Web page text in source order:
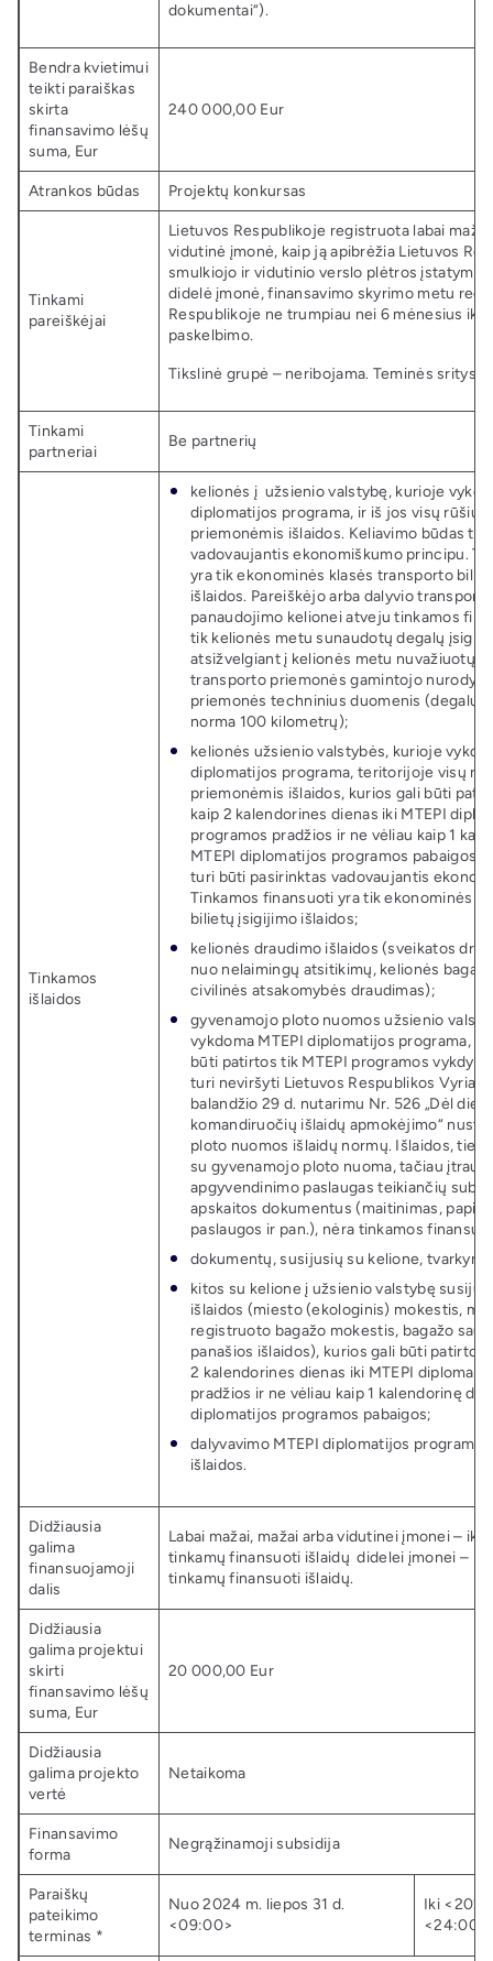
dokumentai“).
Bendra kvietimui
teikti paraiškas
skirta
finansavimo lėšų
suma, Eur
240 000,00 Eur
Atrankos būdas Projektų konkursas
Tinkami
pareiškėjai
Lietuvos Respublikoje registruota labai maža,
vidutinė įmonė, kaip ją apibrėžia Lietuvos
smulkiojo ir vidutinio verslo plėtros įstatymo
didelė įmonė, finansavimo skyrimo metu
Respublikoje ne trumpiau nei 6 mėnesius iki
paskelbimo.
Tikslinė grupė – neribojama. Teminės sritys
Tinkami
partneriai
Be partnerių
Tinkamos
išlaidos
kelionės į užsienio valstybę, kurioje
diplomatijos programa, ir iš jos visų rūšių
priemonėmis išlaidos. Keliavimo būdas
vadovaujantis ekonomiškumo principu.
yra tik ekonominės klasės transporto
išlaidos. Pareiškėjo arba dalyvio
panaudojimo kelionei atveju tinkamos
tik kelionės metu sunaudotų degalų
atsižvelgiant į kelionės metu nuvažiuotų
transporto priemonės gamintojo
priemonės techninius duomenis (degalų
norma 100 kilometrų);
kelionės užsienio valstybės, kurioje
diplomatijos programa, teritorijoje visų
priemonėmis išlaidos, kurios gali būti
kaip 2 kalendorines dienas iki MTEPI
programos pradžios ir ne vėliau kaip 1
MTEPI diplomatijos programos pabaigos.
turi būti pasirinktas vadovaujantis
Tinkamos finansuoti yra tik ekonominės
bilietų įsigijimo išlaidos;
kelionės draudimo išlaidos (sveikatos
nuo nelaimingų atsitikimų, kelionės
civilinės atsakomybės draudimas);
gyvenamojo ploto nuomos užsienio
vykdoma MTEPI diplomatijos programa,
būti patirtos tik MTEPI programos
turi neviršyti Lietuvos Respublikos
balandžio 29 d. nutarimu Nr. 526 „Dėl
komandiruočių išlaidų apmokėjimo“
ploto nuomos išlaidų normų. Išlaidos,
su gyvenamojo ploto nuoma, tačiau
apgyvendinimo paslaugas teikiančių
apskaitos dokumentus (maitinimas,
paslaugos ir pan.), nėra tinkamos
dokumentų, susijusių su kelione,
kitos su kelione į užsienio valstybę
išlaidos (miesto (ekologinis) mokestis,
registruoto bagažo mokestis, bagažo
panašios išlaidos), kurios gali būti patirtos
2 kalendorines dienas iki MTEPI
pradžios ir ne vėliau kaip 1 kalendorinę
diplomatijos programos pabaigos;
dalyvavimo MTEPI diplomatijos
išlaidos.
Didžiausia
galima
finansuojamoji
dalis
Labai mažai, mažai arba vidutinei įmonei – iki
tinkamų finansuoti išlaidų didelei įmonei –
tinkamų finansuoti išlaidų.
Didžiausia
galima projektui
skirti
finansavimo lėšų
suma, Eur
20 000,00 Eur
Didžiausia
galima projekto
vertė
Netaikoma
Finansavimo
forma
Negrąžinamoji subsidija
Paraiškų
pateikimo
terminas *
Nuo 2024 m. liepos 31 d.
<09:00>
Iki
<24:00>